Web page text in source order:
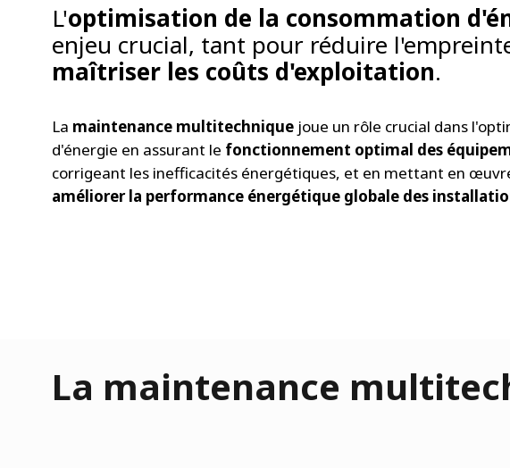
L'optimisation de la consommation
enjeu crucial, tant pour réduire
maîtriser les coûts d'exploitation.
La maintenance multitechnique joue un rôle crucial dans
d'énergie en assurant le fonctionnement optimal des
corrigeant les inefficacités énergétiques, et en mettant en
améliorer la performance énergétique globale des
La maintenance